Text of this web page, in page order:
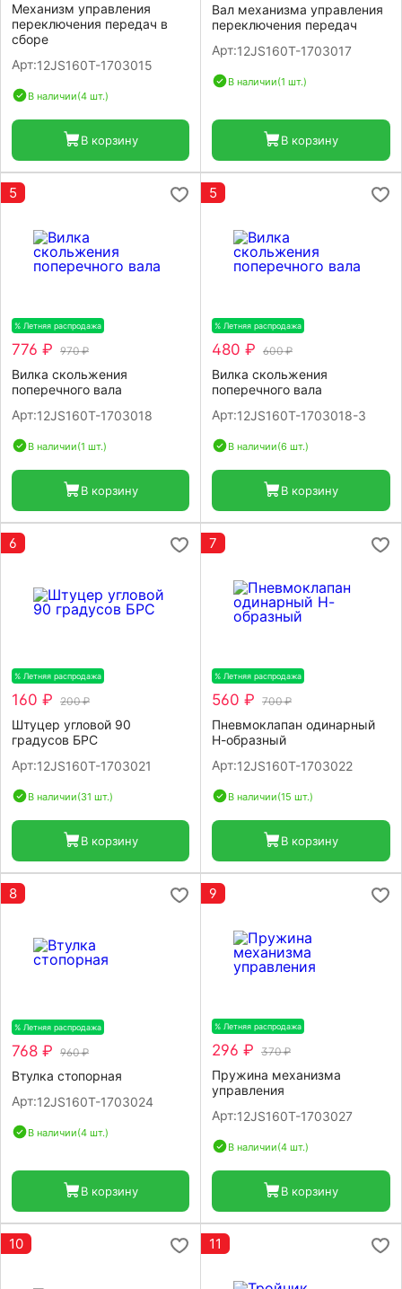
Механизм управления
переключения передач в
сборе
Арт:12JS160Т-1703015
В наличии(4 шт.)
В корзину
Вал механизма управления
переключения передач
Арт:12JS160T-1703017
В наличии(1 шт.)
В корзину
5
% Летняя распродажа
776 ₽ 970 ₽
Вилка скольжения
поперечного вала
Арт:12JS160T-1703018
В наличии(1 шт.)
В корзину
5
% Летняя распродажа
480 ₽ 600 ₽
Вилка скольжения
поперечного вала
Арт:12JS160T-1703018-3
В наличии(6 шт.)
В корзину
6
% Летняя распродажа
160 ₽ 200 ₽
Штуцер угловой 90
градусов БРС
Арт:12JS160T-1703021
В наличии(31 шт.)
В корзину
7
% Летняя распродажа
560 ₽ 700 ₽
Пневмоклапан одинарный
Н-образный
Арт:12JS160T-1703022
В наличии(15 шт.)
В корзину
8
% Летняя распродажа
768 ₽ 960 ₽
Втулка стопорная
Арт:12JS160T-1703024
В наличии(4 шт.)
В корзину
9
% Летняя распродажа
296 ₽ 370 ₽
Пружина механизма
управления
Арт:12JS160T-1703027
В наличии(4 шт.)
В корзину
10 11